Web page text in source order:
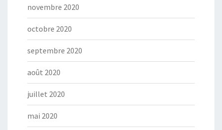
novembre 2020
octobre 2020
septembre 2020
août 2020
juillet 2020
mai 2020